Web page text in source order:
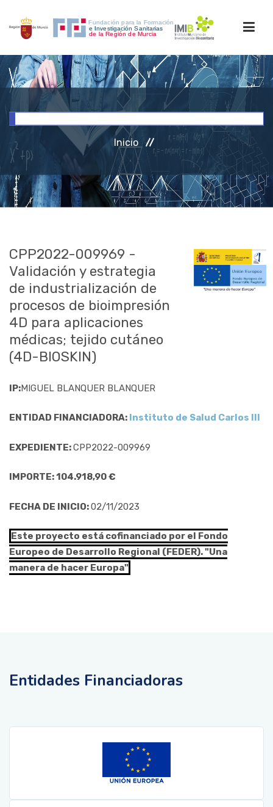
INICIO
INVESTIGACIÓN
RRHH
ACCESO PERSONAL
Inicio
CPP2022-009969 -
Validación y estrategia
de industrialización de
procesos de bioimpresión
4D para aplicaciones
médicas; tejido cutáneo
(4D-BIOSKIN)
IP:MIGUEL BLANQUER BLANQUER
ENTIDAD FINANCIADORA: Instituto de Salud Carlos III
EXPEDIENTE:CPP2022-009969
IMPORTE: 104.918,90 €
FECHA DE INICIO:02/11/2023
Este proyecto está cofinanciado por el Fondo
Europeo de Desarrollo Regional (FEDER). "Una
manera de hacer Europa"
Entidades Financiadoras